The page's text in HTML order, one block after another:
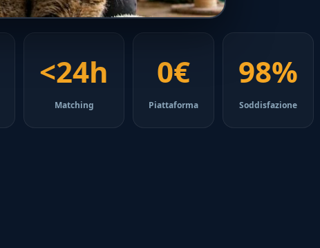
<24h
Matching
0€
Piattaforma
98%
Soddisfazione